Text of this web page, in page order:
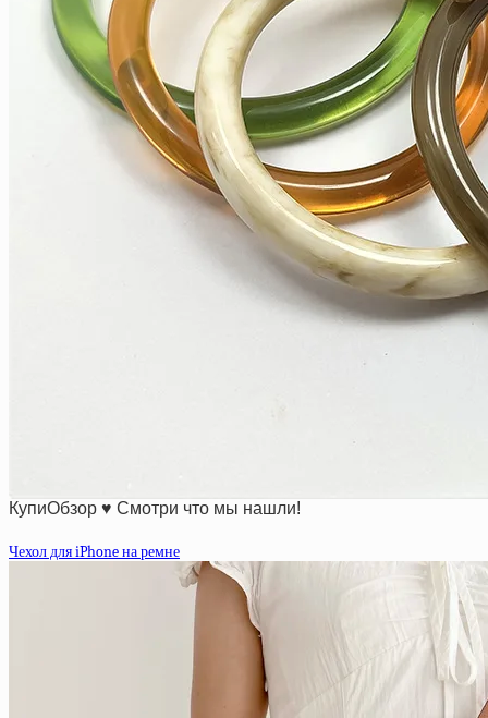
КупиОбзор ♥ Смотри что мы нашли!
Чехол для iPhone на ремне